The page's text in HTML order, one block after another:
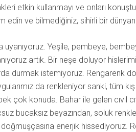
etkin kullanmayı ve onları
ve bilmediğiniz, sihirli bir dünyanın
Yeşile, pembeye,
artık. Bir neşe doluyor
durmak istemiyoruz. Rengarenk
da renkleniyor sanki, tüm
çok konuda. Bahar ile gelen cıvıl
bucaksız beyazından, soluk
enerjik hissediyoruz.